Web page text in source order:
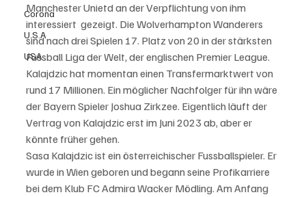
Corona
U.S.A
USA
Manchester Unietd an der Verpflichtung von ihm
interessiert  gezeigt. Die Wolverhampton Wanderers
sind nach drei Spielen 17. Platz von 20 in der stärksten
Fussball Liga der Welt, der englischen Premier League.
Kalajdzic hat momentan einen Transfermarktwert von
rund 17 Millionen. Ein möglicher Nachfolger für ihn wäre
der Bayern Spieler Joshua Zirkzee. Eigentlich läuft der
Vertrag von Kalajdzic erst im Juni 2023 ab, aber er
könnte früher gehen.
Sasa Kalajdzic ist ein österreichischer Fussballspieler. Er
wurde in Wien geboren und begann seine Profikarriere
bei dem Klub FC Admira Wacker Mödling. Am Anfang